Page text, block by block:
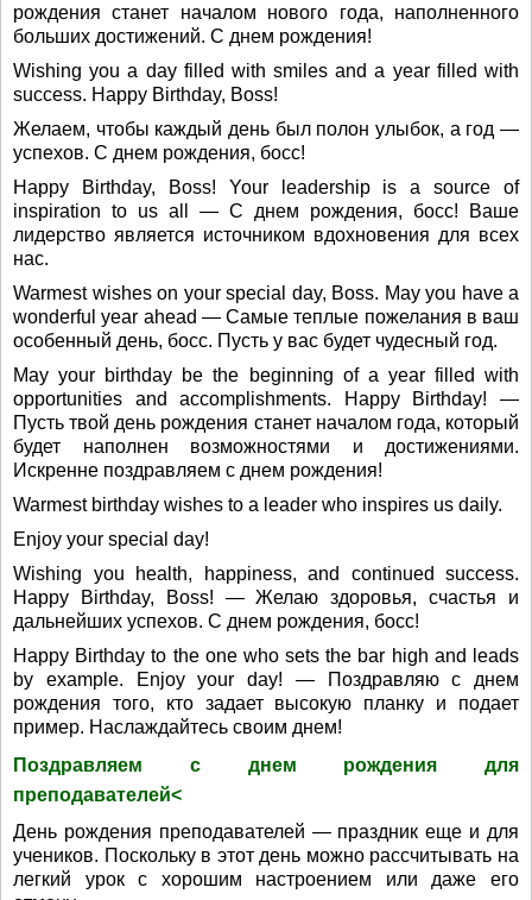
рождения станет началом нового года, наполненного
больших достижений. С днем рождения!
Wishing you a day filled with smiles and a year filled with
success. Happy Birthday, Boss!
Желаем, чтобы каждый день был полон улыбок, а год —
успехов. С днем рождения, босс!
Happy Birthday, Boss! Your leadership is a source of
inspiration to us all — С днем рождения, босс! Ваше
лидерство является источником вдохновения для всех
нас.
Warmest wishes on your special day, Boss. May you have a
wonderful year ahead — Самые теплые пожелания в ваш
особенный день, босс. Пусть у вас будет чудесный год.
May your birthday be the beginning of a year filled with
opportunities and accomplishments. Happy Birthday! —
Пусть твой день рождения станет началом года, который
будет наполнен возможностями и достижениями.
Искренне поздравляем с днем рождения!
Warmest birthday wishes to a leader who inspires us daily.
Enjoy your special day!
Wishing you health, happiness, and continued success.
Happy Birthday, Boss! — Желаю здоровья, счастья и
дальнейших успехов. С днем рождения, босс!
Happy Birthday to the one who sets the bar high and leads
by example. Enjoy your day! — Поздравляю с днем
рождения того, кто задает высокую планку и подает
пример. Наслаждайтесь своим днем!
Поздравляем с днем рождения для
преподавателей<
День рождения преподавателей — праздник еще и для
учеников. Поскольку в этот день можно рассчитывать на
легкий урок с хорошим настроением или даже его